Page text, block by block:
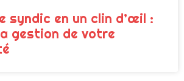
syndic en un clin d’œil :
gestion de votre